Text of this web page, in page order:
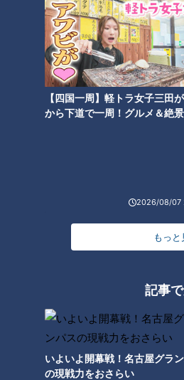
【四国一周】軽トラ女子三田
から下道で一周！グルメ＆絶
2026/08/07
もっと
記事
いよいよ開幕戦！名古屋グラ
の現戦力をおさらい
ランチもディナーも！名古屋発
あんかけスパは何位？『名古屋
めしランキング』を発表！そこ
手
ウ
着
巨